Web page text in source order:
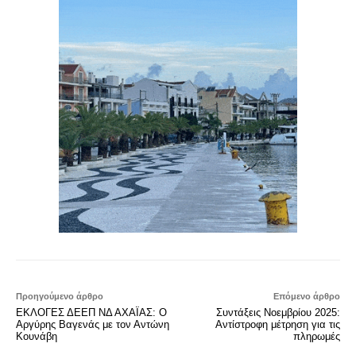
Προηγούμενο άρθρο
ΕΚΛΟΓΕΣ ΔΕΕΠ ΝΔ ΑΧΑΪΑΣ: Ο
Αργύρης Βαγενάς με τον Αντώνη
Κουνάβη
Επόμενο άρθρο
Συντάξεις Νοεμβρίου 2025:
Αντίστροφη μέτρηση για τις
πληρωμές